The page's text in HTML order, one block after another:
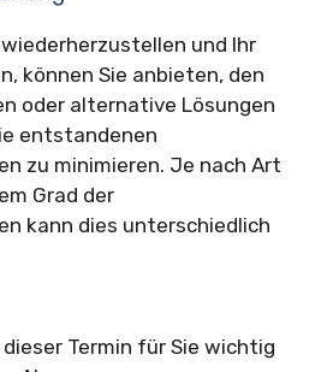
und Ihr
können Sie anbieten, den
oder alternative Lösungen
entstandenen
zu minimieren. Je nach Art
Grad der
kann dies unterschiedlich
Termin für Sie wichtig